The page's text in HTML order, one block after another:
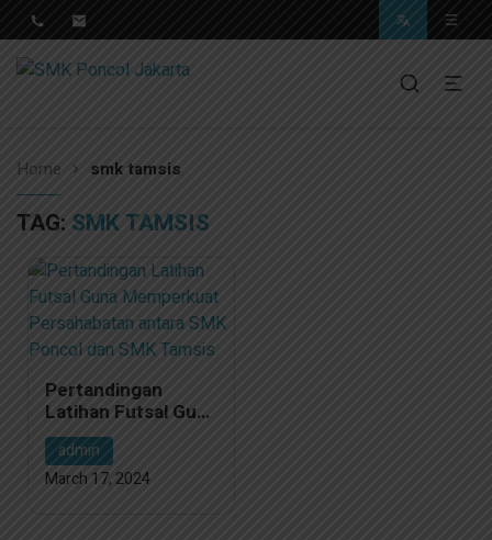
SMK Poncol Jakarta
Pendidikan Berkwalitas, Masa Depan Unggul
Home smk tamsis
TAG: SMK TAMSIS
Pertandingan
Latihan Futsal Guna
Memperkuat
Persahabatan
antara SMK Poncol
admin
March 17, 2024